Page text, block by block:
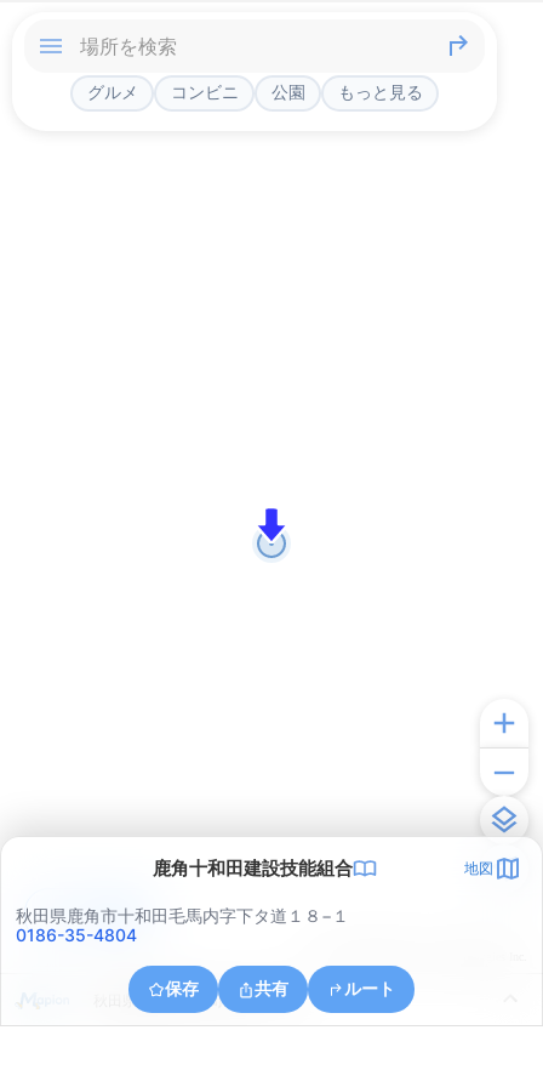
グルメ コンビニ 公園 もっと見る
鹿角十和田建設技能組合 地図
秋田県鹿角市十和田毛馬内字下タ道１８−１
0186-35-4804
保存 共有 ルート
秋田県鹿角郡小坂町上向字上鴇
アプリで見る